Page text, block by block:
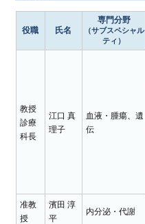
役職 氏名
専門分野
（サブスペシャル
ティ）
教授
診療
科長
江口 真
理子
血液・腫瘍、遺
伝
准教
授
濱田 淳
平
内分泌・代謝